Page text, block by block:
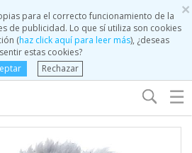
×
para el correcto funcionamiento de la
de publicidad. Lo que sí utiliza son cookies
(haz click aquí para leer más), ¿deseas
estas cookies?
Rechazar
☰